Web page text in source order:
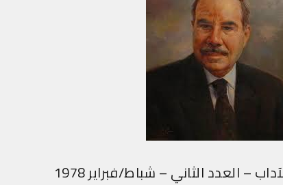
– العدد الثاني – شباط/فبراير 1978